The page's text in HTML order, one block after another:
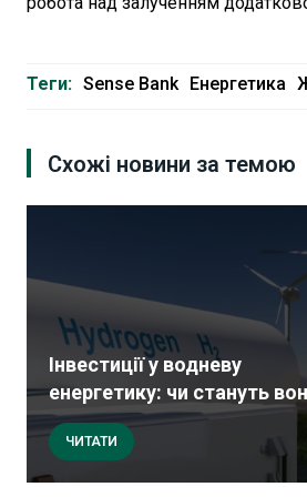
Теги: Sense Bank Енергетика
Схожі новини за темою
Інвестиції у водневу
енергетику: чи стануть
ЧИТАТИ